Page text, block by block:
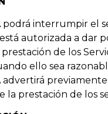
podrá interrumpir el
autorizada a dar
de los
ello sea
advertirá
la prestación de los